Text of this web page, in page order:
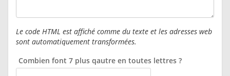
Le code HTML est affiché comme du texte et les adresses web
sont automatiquement transformées.
Combien font 7 plus qautre en toutes lettres ?